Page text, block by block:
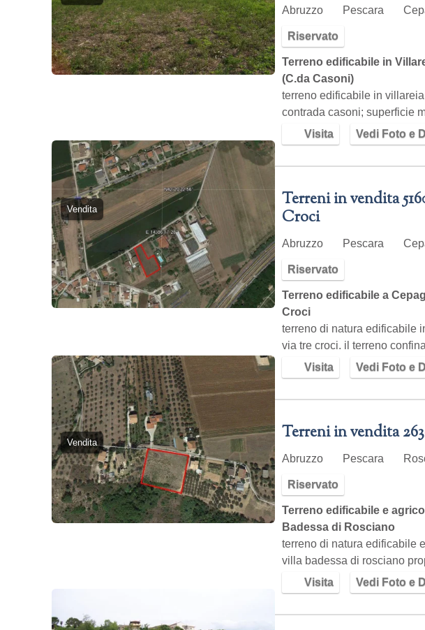
Abruzzo Pescara
Riservato
Terreno edificabile in
(C.da Casoni)
terreno edificabile in
contrada casoni; superficie
Visita Vedi Foto e
Vendita
Terreni in vendita
Croci
Abruzzo Pescara
Riservato
Terreno edificabile a
Croci
terreno di natura edificabile
via tre croci. il terreno
Visita Vedi Foto e
Vendita Terreni in vendita
Abruzzo Pescara
Riservato
Terreno edificabile e
Badessa di Rosciano
terreno di natura edificabile
villa badessa di rosciano
strada…
Visita Vedi Foto e